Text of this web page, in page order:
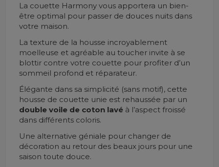
La couette Harmony vous apportera un bien-
être optimal pour passer de douces nuits dans
votre maison.
La texture de la housse incroyablement
moelleuse et agréable au toucher invite à se
blottir contre votre couette pour profiter d’un
sommeil profond et réparateur.
Élégante dans sa simplicité (sans motif), cette
housse de couette unie est rehaussée par un
double voile de coton lavéà l’aspect froissé
dans différents coloris.
Une alternative géniale pour changer de
décoration au retour des beaux jours pour une
saison toute douce.